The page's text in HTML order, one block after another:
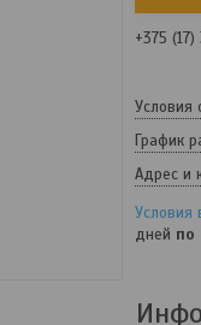
+375
Условия
График
Адрес и
дней по